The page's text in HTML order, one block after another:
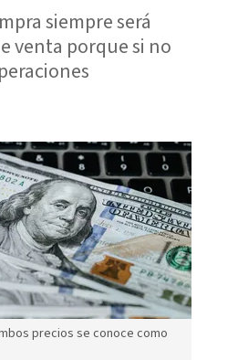
siempre será
venta porque si no
precios se conoce como